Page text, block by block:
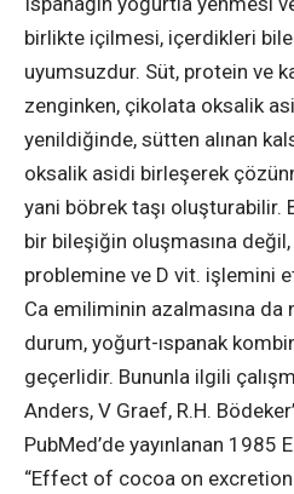
birlikte içilmesi, içerdikleri
uyumsuzdur. Süt, protein ve
zenginken, çikolata oksalik
yenildiğinde, sütten alınan
oksalik asidi birleşerek
yani böbrek taşı oluşturabilir.
bir bileşiğin oluşmasına değil,
problemine ve D vit. işlemini
Ca emiliminin azalmasına da
durum, yoğurt-ıspanak
geçerlidir. Bununla ilgili
Anders, V Graef, R.H.
PubMed’de yayınlanan
“Effect of cocoa on